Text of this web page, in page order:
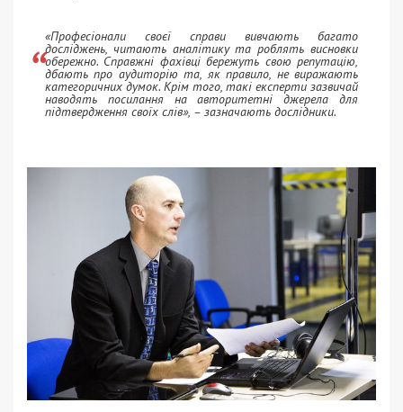
«Професіонали своєї справи вивчають багато
досліджень, читають аналітику та роблять висновки
обережно. Справжні фахівці бережуть свою репутацію,
дбають про аудиторію та, як правило, не виражають
категоричних думок. Крім того, такі експерти зазвичай
наводять посилання на авторитетні джерела для
підтвердження своїх слів», – зазначають дослідники.